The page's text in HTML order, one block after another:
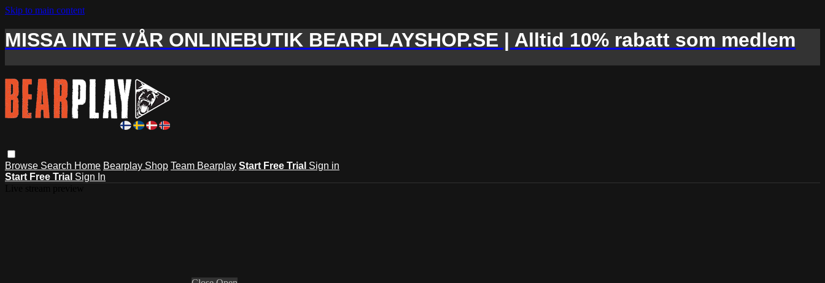
Skip to main content
MISSA INTE VÅR ONLINEBUTIK BEARPLAYSHOP.SE | Alltid 10% rabatt som medlem
Browse Search Home Bearplay Shop Team Bearplay Start Free Trial Sign in
Start Free Trial Sign In